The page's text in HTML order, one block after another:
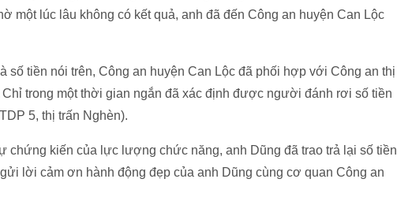
một lúc lâu không có kết quả, anh đã đến Công an huyện Can Lộc
số tiền nói trên, Công an huyện Can Lộc đã phối hợp với Công an thị
trong một thời gian ngắn đã xác định được người đánh rơi số tiền
5, thị trấn Nghèn).
chứng kiến của lực lượng chức năng, anh Dũng đã trao trả lại số tiền
lời cảm ơn hành động đẹp của anh Dũng cùng cơ quan Công an